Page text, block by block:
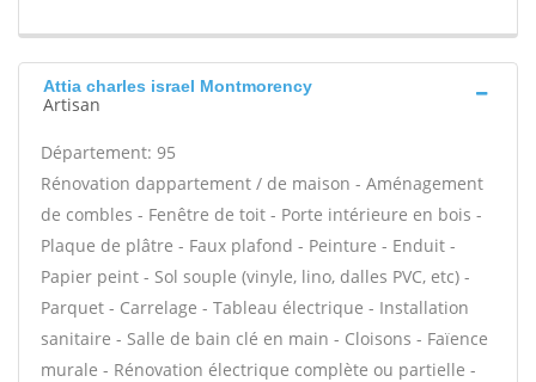
Attia charles israel Montmorency
Artisan
Département: 95
Rénovation dappartement / de maison - Aménagement
de combles - Fenêtre de toit - Porte intérieure en bois -
Plaque de plâtre - Faux plafond - Peinture - Enduit -
Papier peint - Sol souple (vinyle, lino, dalles PVC, etc) -
Parquet - Carrelage - Tableau électrique - Installation
sanitaire - Salle de bain clé en main - Cloisons - Faïence
murale - Rénovation électrique complète ou partielle -